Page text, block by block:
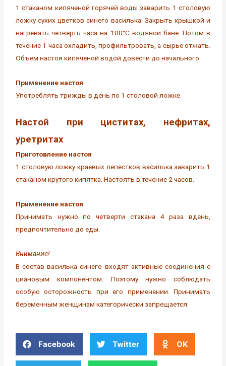
1 стаканом кипяченой горячей воды заварить 1 столовую
ложку сухих цветков синего василька. Закрыть крышкой и
нагревать четверть часа на 100°С водяной бане. Потом в
течение 1 часа охладить, профильтровать, а сырье отжать.
Объем настоя кипяченой водой довести до начального.
Применение настоя
Употреблять трижды в день по 1 столовой ложке.
Настой при циститах, нефритах,
уретритах
Приготовление настоя
1 столовую ложку краевых лепестков василька заварить 1
стаканом крутого кипятка. Настоять в течение 2 часов.
Применение настоя
Принимать нужно по четверти стакана 4 раза вдень,
предпочтительно до еды.
Внимание!
В состав василька синего входят активные соединения с
циановым компонентом. Поэтому нужно соблюдать
особую осторожность при его применении. Принимать
беременным женщинам категорически запрещается.
Facebook Twitter OK